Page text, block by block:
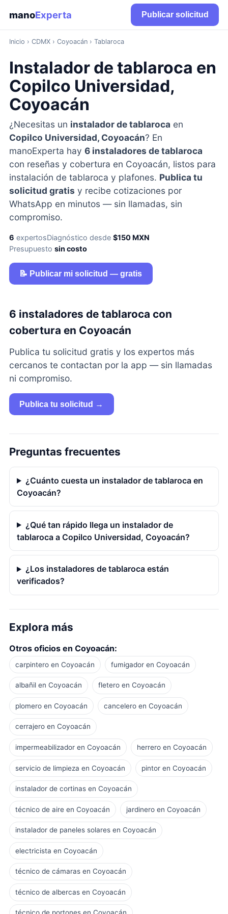
manoExperta Publicar solicitud
Inicio › CDMX› Coyoacán › Tablaroca
Instalador de tablaroca en
Copilco Universidad,
Coyoacán
¿Necesitas un instalador de tablaroca en
Copilco Universidad, Coyoacán? En
manoExperta hay 6 instaladores de tablaroca
con reseñas y cobertura en Coyoacán, listos para
instalación de tablaroca y plafones. Publica tu
solicitud gratis y recibe cotizaciones por
WhatsApp en minutos — sin llamadas, sin
compromiso.
6 expertosDiagnóstico desde $150 MXN
Presupuesto sin costo
📝 Publicar mi solicitud — gratis
6 instaladores de tablaroca con
cobertura en Coyoacán
Publica tu solicitud gratis y los expertos más
cercanos te contactan por la app — sin llamadas
ni compromiso.
Publica tu solicitud →
Preguntas frecuentes
¿Cuánto cuesta un instalador de tablaroca en
Coyoacán?
¿Qué tan rápido llega un instalador de
tablaroca a Copilco Universidad, Coyoacán?
¿Los instaladores de tablaroca están
verificados?
Explora más
Otros oficios en Coyoacán:
carpintero en Coyoacán fumigador en Coyoacán
albañil en Coyoacán fletero en Coyoacán
plomero en Coyoacán cancelero en Coyoacán
cerrajero en Coyoacán
impermeabilizador en Coyoacán herrero en Coyoacán
servicio de limpieza en Coyoacán pintor en Coyoacán
instalador de cortinas en Coyoacán
técnico de aire en Coyoacán jardinero en Coyoacán
instalador de paneles solares en Coyoacán
electricista en Coyoacán
técnico de cámaras en Coyoacán
técnico de albercas en Coyoacán